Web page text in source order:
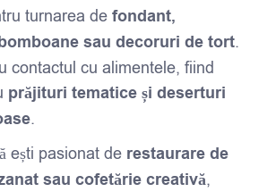
turnarea de fondant,
sau decoruri de tort.
contactul cu alimentele, fiind
prăjituri tematice și deserturi
.
ești pasionat de restaurare de
sau cofetărie creativă,